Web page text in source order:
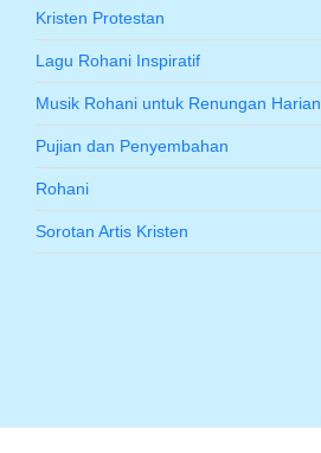
Kristen Protestan
Lagu Rohani Inspiratif
Musik Rohani untuk Renungan Harian
Pujian dan Penyembahan
Rohani
Sorotan Artis Kristen